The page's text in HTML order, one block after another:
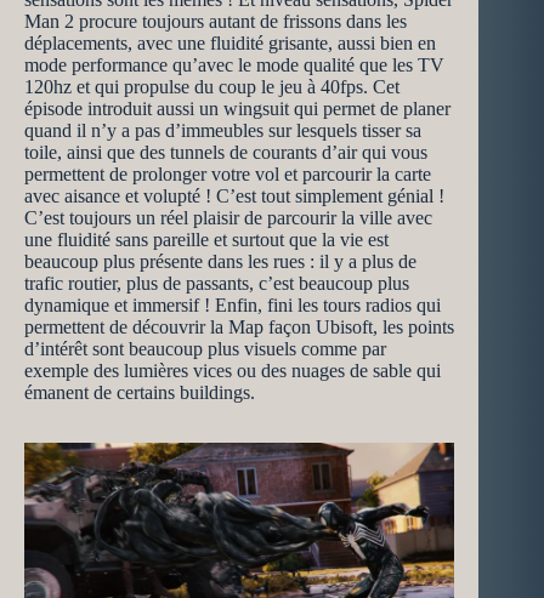
Man 2 procure toujours autant de frissons dans les
déplacements, avec une fluidité grisante, aussi bien en
mode performance qu’avec le mode qualité que les TV
120hz et qui propulse du coup le jeu à 40fps. Cet
épisode introduit aussi un wingsuit qui permet de planer
quand il n’y a pas d’immeubles sur lesquels tisser sa
toile, ainsi que des tunnels de courants d’air qui vous
permettent de prolonger votre vol et parcourir la carte
avec aisance et volupté ! C’est tout simplement génial !
C’est toujours un réel plaisir de parcourir la ville avec
une fluidité sans pareille et surtout que la vie est
beaucoup plus présente dans les rues : il y a plus de
trafic routier, plus de passants, c’est beaucoup plus
dynamique et immersif ! Enfin, fini les tours radios qui
permettent de découvrir la Map façon Ubisoft, les points
d’intérêt sont beaucoup plus visuels comme par
exemple des lumières vices ou des nuages de sable qui
émanent de certains buildings.